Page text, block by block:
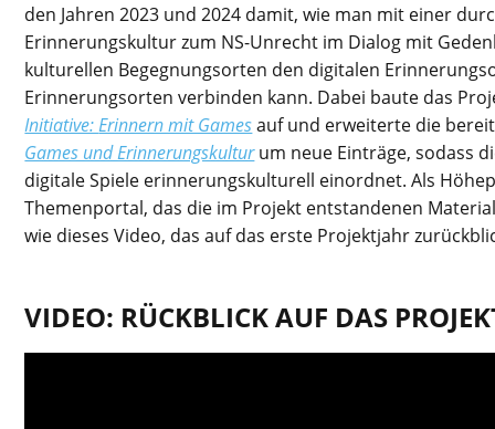
den Jahren 2023 und 2024 damit, wie man mit einer
Erinnerungskultur zum NS-Unrecht im Dialog mit
kulturellen Begegnungsorten den digitalen
Erinnerungsorten verbinden kann. Dabei baute das
Initiative:Erinnern mit Gamesauf und erweiterte die
Games und Erinnerungskulturum neue Einträge, sodass
digitale Spiele erinnerungskulturell einordnet. Als
Themenportal, das die im Projekt entstandenen
wie dieses Video, das auf das erste Projektjahr
VIDEO: RÜCKBLICK AUF DAS